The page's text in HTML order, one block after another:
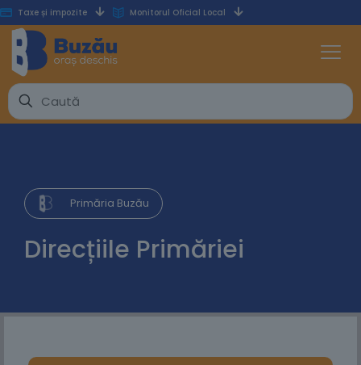
Taxe și impozite Monitorul Oficial Local
Primăria Buzău
Direcțiile Primăriei